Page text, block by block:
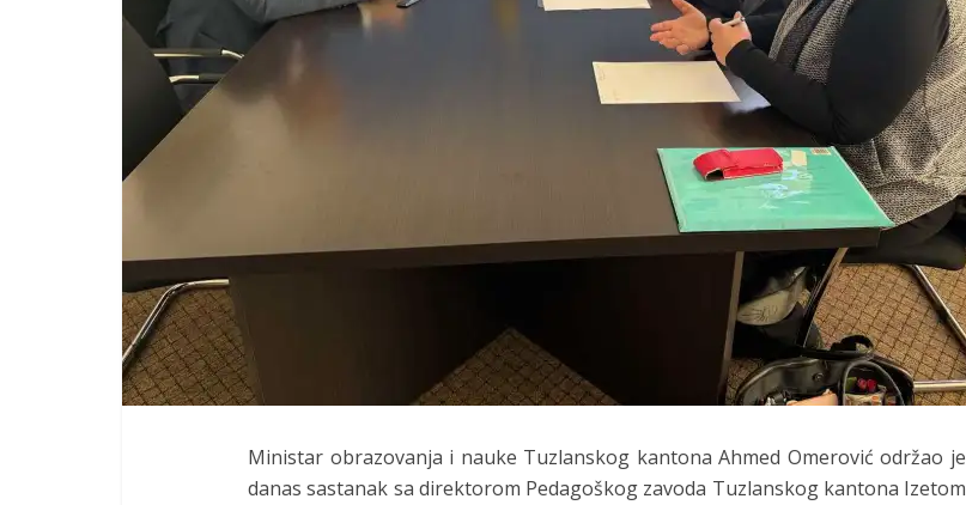
Ministar obrazovanja i nauke Tuzlanskog kantona Ahmed Omerović održao je
danas sastanak sa direktorom Pedagoškog zavoda Tuzlanskog kantona Izetom